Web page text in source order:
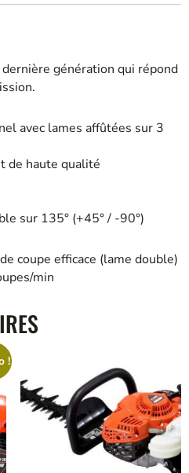
génération qui répond
avec lames affûtées sur 3
de haute qualité
sur 135° (+45° / -90°)
coupe efficace (lame double)
min
!